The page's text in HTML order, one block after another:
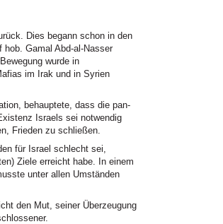
Dies begann schon in den
hob. Gamal Abd-al-Nasser
wurde in
im Irak und in Syrien
behauptete, dass die pan-
Israels sei notwendig
Frieden zu schließen.
für Israel schlecht sei,
Ziele erreicht habe. In einem
unter allen Umständen
den Mut, seiner Überzeugung